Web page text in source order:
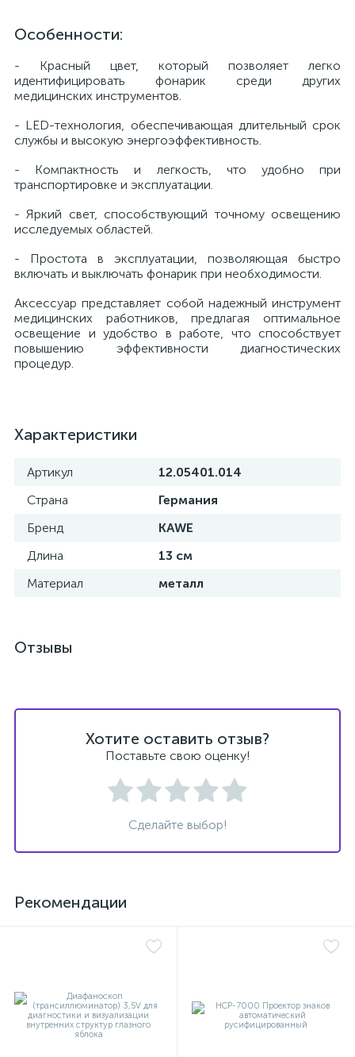
Особенности:
- Красный цвет, который позволяет легко
идентифицировать фонарик среди других
медицинских инструментов.
- LED-технология, обеспечивающая длительный срок
службы и высокую энергоэффективность.
- Компактность и легкость, что удобно при
транспортировке и эксплуатации.
- Яркий свет, способствующий точному освещению
исследуемых областей.
- Простота в эксплуатации, позволяющая быстро
включать и выключать фонарик при необходимости.
Аксессуар представляет собой надежный инструмент
медицинских работников, предлагая оптимальное
освещение и удобство в работе, что способствует
повышению эффективности диагностических
процедур.
Характеристики
Артикул
12.05401.014
Страна
Германия
Бренд
KAWE
Длина
13 см
Материал
металл
Отзывы
Хотите оставить отзыв?
Поставьте свою оценку!
Сделайте выбор!
Рекомендации